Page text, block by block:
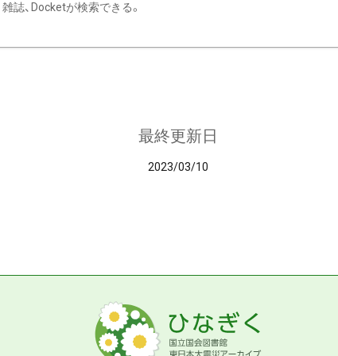
雑誌、Docketが検索できる。
最終更新日
2023/03/10